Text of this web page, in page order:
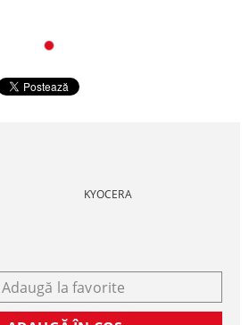
KYOCERA
Adaugă la favorite